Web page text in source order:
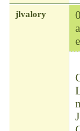
jlvalory